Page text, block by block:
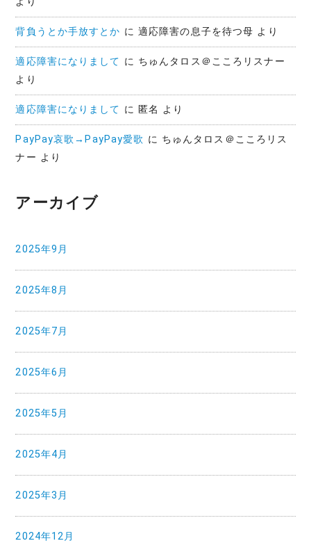
背負うとか手放すとか に 適応障害の息子を待つ母 より
適応障害になりまして に ちゅんタロス＠こころリスナー
より
適応障害になりまして に 匿名 より
PayPay哀歌→PayPay愛歌 に ちゅんタロス＠こころリス
ナー より
アーカイブ
2025年9月
2025年8月
2025年7月
2025年6月
2025年5月
2025年4月
2025年3月
2024年12月